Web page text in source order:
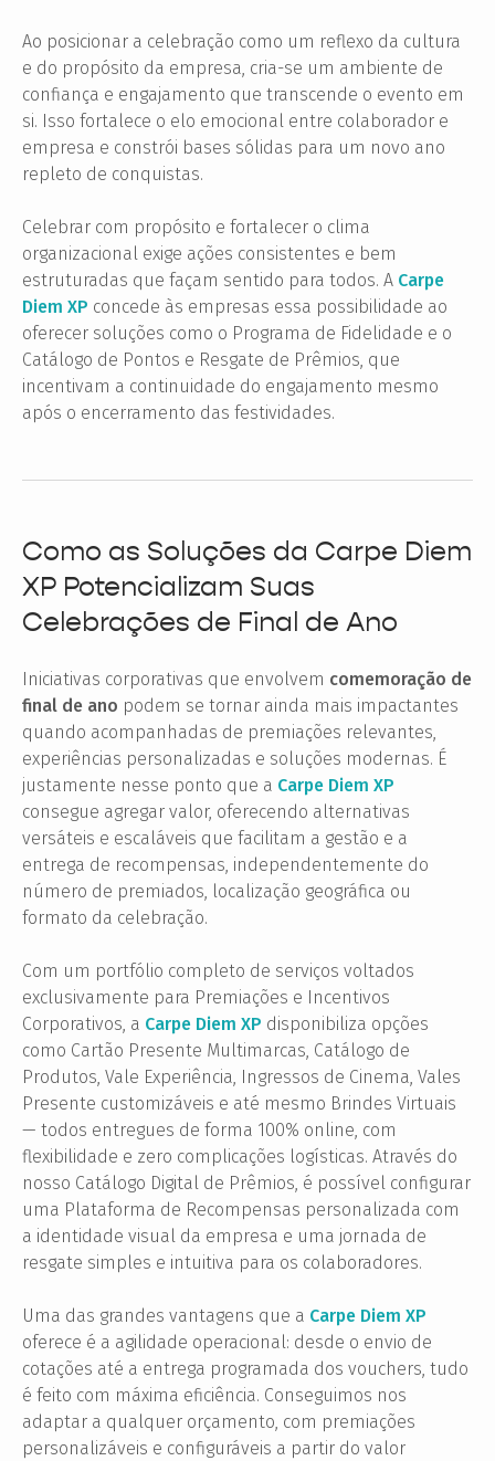
Ao posicionar a celebração como um reflexo da cultura
e do propósito da empresa, cria-se um ambiente de
confiança e engajamento que transcende o evento em
si. Isso fortalece o elo emocional entre colaborador e
empresa e constrói bases sólidas para um novo ano
repleto de conquistas.
Celebrar com propósito e fortalecer o clima
organizacional exige ações consistentes e bem
estruturadas que façam sentido para todos. A Carpe
Diem XP concede às empresas essa possibilidade ao
oferecer soluções como o Programa de Fidelidade e o
Catálogo de Pontos e Resgate de Prêmios, que
incentivam a continuidade do engajamento mesmo
após o encerramento das festividades.
Como as Soluções da Carpe Diem
XP Potencializam Suas
Celebrações de Final de Ano
Iniciativas corporativas que envolvem comemoração de
final de ano podem se tornar ainda mais impactantes
quando acompanhadas de premiações relevantes,
experiências personalizadas e soluções modernas. É
justamente nesse ponto que a Carpe Diem XP
consegue agregar valor, oferecendo alternativas
versáteis e escaláveis que facilitam a gestão e a
entrega de recompensas, independentemente do
número de premiados, localização geográfica ou
formato da celebração.
Com um portfólio completo de serviços voltados
exclusivamente para Premiações e Incentivos
Corporativos, a Carpe Diem XP disponibiliza opções
como Cartão Presente Multimarcas, Catálogo de
Produtos, Vale Experiência, Ingressos de Cinema, Vales
Presente customizáveis e até mesmo Brindes Virtuais
— todos entregues de forma 100% online, com
flexibilidade e zero complicações logísticas. Através do
nosso Catálogo Digital de Prêmios, é possível configurar
uma Plataforma de Recompensas personalizada com
a identidade visual da empresa e uma jornada de
resgate simples e intuitiva para os colaboradores.
Uma das grandes vantagens que a Carpe Diem XP
oferece é a agilidade operacional: desde o envio de
cotações até a entrega programada dos vouchers, tudo
é feito com máxima eficiência. Conseguimos nos
adaptar a qualquer orçamento, com premiações
personalizáveis e configuráveis a partir do valor